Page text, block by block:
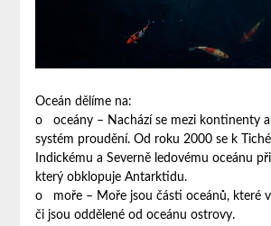
Oceán dělíme na:
o oceány – Nachází se mezi kontinenty
systém proudění. Od roku 2000 se k
Indickému a Severně ledovému oceánu
který obklopuje Antarktidu.
o moře – Moře jsou části oceánů, které
či jsou oddělené od oceánu ostrovy.